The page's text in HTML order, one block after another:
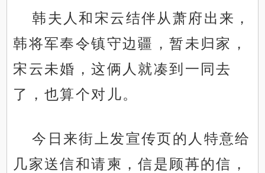
韩夫人和宋云结伴从萧府出来，
韩将军奉令镇守边疆，暂未归家，
宋云未婚，这俩人就凑到一同去
了，也算个对儿。
今日来街上发宣传页的人特意给
几家送信和请柬，信是顾苒的信，